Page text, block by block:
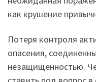
как крушение
Потеря контроля
опасения,
незащищенностью.